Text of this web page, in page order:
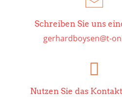
Schreiben Sie uns
gerhardboysen@t-
Nutzen Sie das